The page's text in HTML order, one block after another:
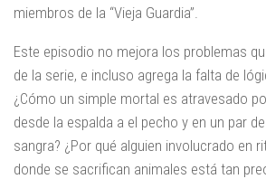
miembros de la “Vieja Guardia”.
Este episodio no mejora los problemas
de la serie, e incluso agrega la falta de
¿Cómo un simple mortal es atravesado
desde la espalda a el pecho y en un par
sangra? ¿Por qué alguien involucrado en
donde se sacrifican animales está tan